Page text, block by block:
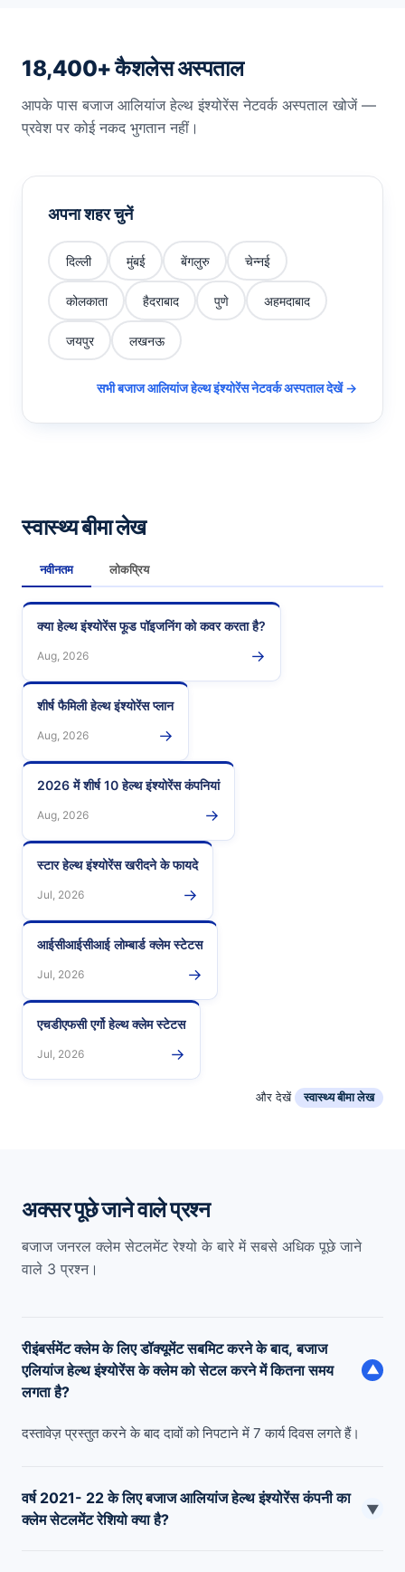
18,400+ कैशलेस अस्पताल
आपके पास बजाज आलियांज हेल्थ इंश्योरेंस नेटवर्क अस्पताल खोजें —
प्रवेश पर कोई नकद भुगतान नहीं।
अपना शहर चुनें
दिल्ली मुंबई बेंगलुरु चेन्नई
कोलकाता हैदराबाद पुणे अहमदाबाद
जयपुर लखनऊ
सभी बजाज आलियांज हेल्थ इंश्योरेंस नेटवर्क अस्पताल देखें →
स्वास्थ्य बीमा लेख
नवीनतम लोकप्रिय
क्या हेल्थ इंश्योरेंस फूड पॉइजनिंग को कवर करता है?
Aug, 2026 →
शीर्ष फैमिली हेल्थ इंश्योरेंस प्लान
Aug, 2026 →
2026 में शीर्ष 10 हेल्थ इंश्योरेंस कंपनियां
Aug, 2026 →
स्टार हेल्थ इंश्योरेंस खरीदने के फायदे
Jul, 2026 →
आईसीआईसीआई लोम्बार्ड क्लेम स्टेटस
Jul, 2026 →
एचडीएफसी एर्गो हेल्थ क्लेम स्टेटस
Jul, 2026 →
और देखें स्वास्थ्य बीमा लेख
अक्सर पूछे जाने वाले प्रश्न
बजाज जनरल क्लेम सेटलमेंट रेश्यो के बारे में सबसे अधिक पूछे जाने
वाले 3 प्रश्न।
रीइंबर्समेंट क्लेम के लिए डॉक्यूमेंट सबमिट करने के बाद, बजाज
एलियांज हेल्थ इंश्योरेंस के क्लेम को सेटल करने में कितना समय
लगता है?
▼
दस्तावेज़ प्रस्तुत करने के बाद दावों को निपटाने में 7 कार्य दिवस लगते हैं।
वर्ष 2021- 22 के लिए बजाज आलियांज हेल्थ इंश्योरेंस कंपनी का
क्लेम सेटलमेंट रेशियो क्या है?
▼